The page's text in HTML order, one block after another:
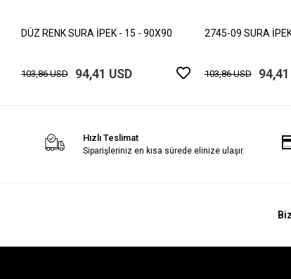
DÜZ RENK SURA İPEK - 15 - 90X90
103,86 USD 94,41 USD
2745-09 SURA
103,86 USD
Hızlı Teslimat
Siparişleriniz en kısa sürede elinize ulaşır.